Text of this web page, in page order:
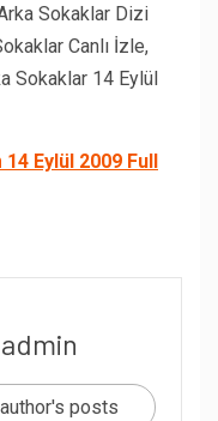
Sokaklar Dizi
Canlı İzle,
Sokaklar 14 Eylül
Eylül 2009 Full
admin
posts